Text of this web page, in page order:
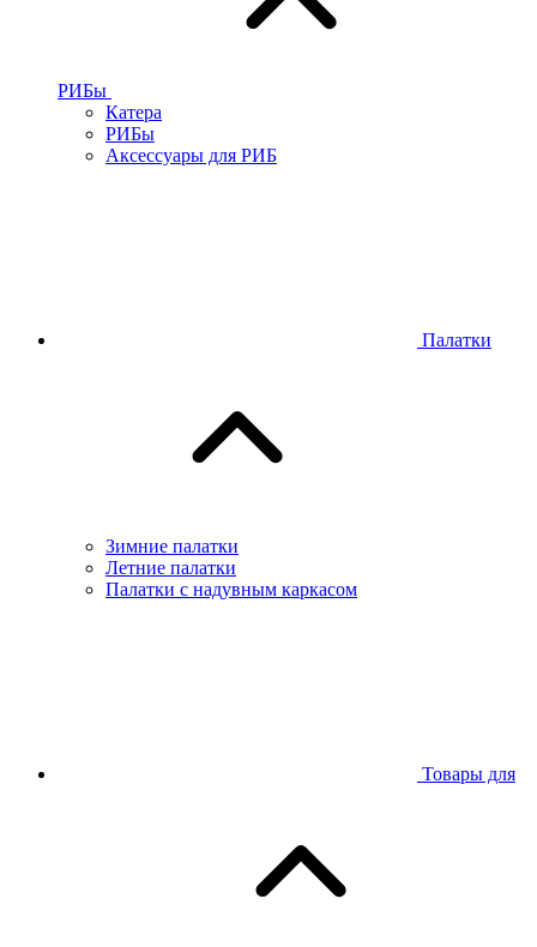
РИБы
Катера
РИБы
Аксессуары для РИБ
Палатки
Зимние палатки
Летние палатки
Палатки с надувным каркасом
Товары для